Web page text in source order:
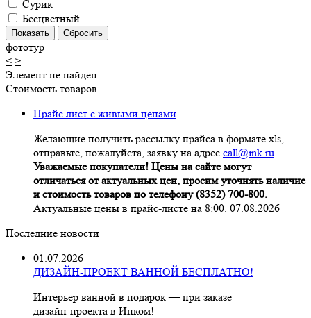
Сурик
Бесцветный
фототур
< >
Элемент не найден
Стоимость товаров
Прайс лист с живыми ценами
Желающие получить рассылку прайса в формате xls,
отправьте, пожалуйста, заявку на адрес call@ink.ru.
Уважаемые покупатели! Цены на сайте могут
отличаться от актуальных цен, просим уточнять наличие
и стоимость товаров по телефону (8352) 700-800.
Актуальные цены в прайс-листе на 8:00. 07.08.2026
Последние новости
01.07.2026
ДИЗАЙН-ПРОЕКТ ВАННОЙ БЕСПЛАТНО!
Интерьер ванной в подарок — при заказе
дизайн‑проекта в Инком!